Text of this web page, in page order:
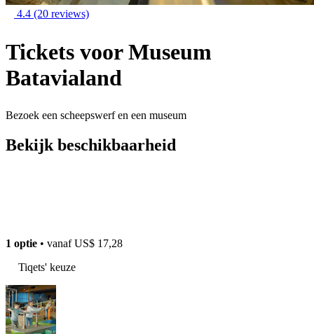
4.4 (20 reviews)
Tickets voor Museum
Batavialand
Bezoek een scheepswerf en een museum
Bekijk beschikbaarheid
1 optie • vanafUS$ 17,28
Tiqets' keuze